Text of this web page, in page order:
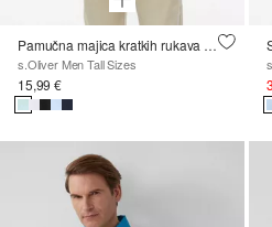
Pamučna majica kratkih rukava s logotipom
s.Oliver Men Tall Sizes
15,99 €